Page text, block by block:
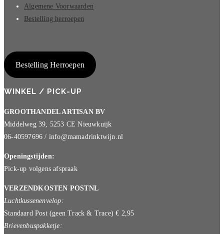
Algemene Voorwaarden
Bestelling herroepen
Bestelling Herroepen
WINKEL / PICK-UP
GROOTHANDEL ARTISAN BV
Middelweg 39, 5253 CE Nieuwkuijk
06-40597696 / info@mamadrinktwijn.nl
Openingstijden:
Pick-up volgens afspraak
VERZENDKOSTEN POSTNL
Luchtkussenenvelop:
Standaard Post (geen Track & Trace) € 2,95
Brievenbuspakketje: